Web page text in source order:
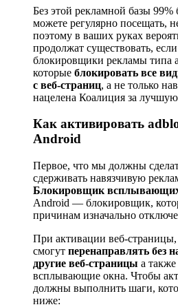
Без этой рекламной базы
можете регулярно посещать,
поэтому в ваших руках
продолжат существовать,
блокировщики рекламы типа
которые блокировать все
с веб-страниц, а не только
нацелена Коалиция за
Как активировать
Android
Первое, что мы должны
сдерживать навязчивую
Блокировщик
Android — блокировщик,
причинам изначально
При активации веб-
смогут перенаправлять без
другие веб-страницы а
всплывающие окна. Чтобы
должны выполнить шаги,
ниже: